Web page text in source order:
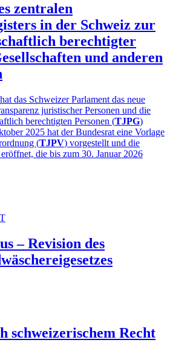
zentralen
in der Schweiz zur
berechtigter
und anderen
das Schweizer Parlament das neue
juristischer Personen und die
berechtigten Personen (TJPG)
2025 hat der Bundesrat eine Vorlage
(TJPV) vorgestellt und die
die bis zum 30. Januar 2026
– Revision des
schweizerischem Recht